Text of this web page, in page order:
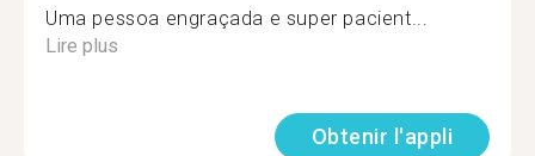
Uma pessoa engraçada e super pacient...
Lire plus
Obtenir l'appli